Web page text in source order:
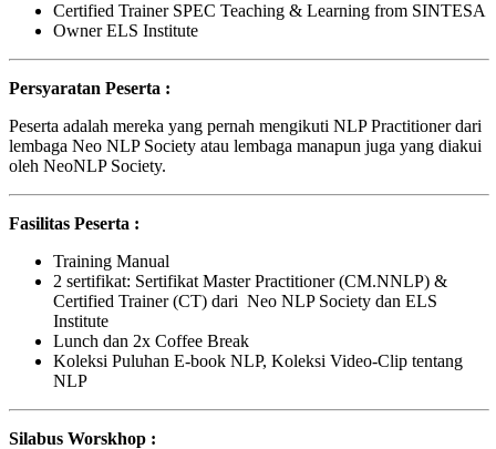
Certified Trainer SPEC Teaching & Learning from SINTESA
Owner ELS Institute
Persyaratan Peserta :
Peserta adalah mereka yang pernah mengikuti NLP Practitioner dari
lembaga Neo NLP Society atau lembaga manapun juga yang diakui
oleh NeoNLP Society.
Fasilitas Peserta :
Training Manual
2 sertifikat: Sertifikat Master Practitioner (CM.NNLP) &
Certified Trainer (CT) dari Neo NLP Society dan ELS
Institute
Lunch dan 2x Coffee Break
Koleksi Puluhan E-book NLP, Koleksi Video-Clip tentang
NLP
Silabus Worskhop :